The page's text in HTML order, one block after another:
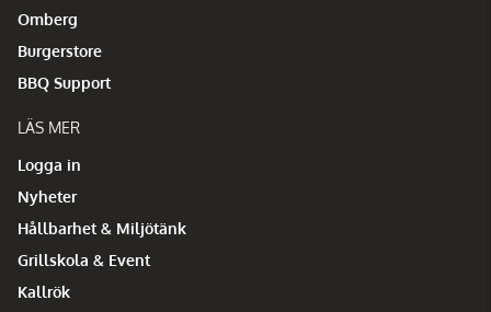
Omberg
Burgerstore
BBQ Support
LÄS MER
Logga in
Nyheter
Hållbarhet & Miljötänk
Grillskola & Event
Kallrök